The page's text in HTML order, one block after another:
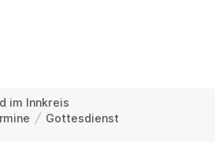
im Innkreis
Gottesdienst